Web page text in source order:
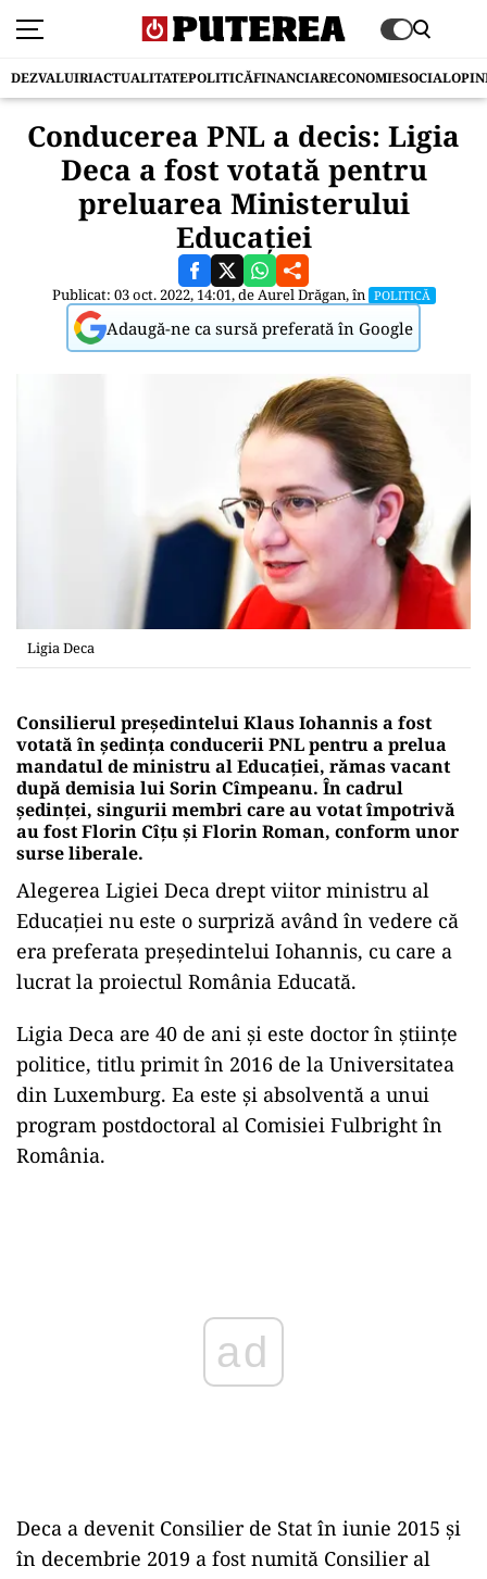
DEZVALUIRIACTUALITATEPOLITICĂFINANCIARECONOMIESOCIAL
Conducerea PNL a decis: Ligia
Deca a fost votată pentru
preluarea Ministerului
Educației
Publicat: 03 oct. 2022, 14:01, deAurel Drăgan, în POLITICĂ
Adaugă-ne ca sursă preferată în Google
Ligia Deca
Consilierul președintelui Klaus Iohannis a fost
votată în ședința conducerii PNL pentru a prelua
mandatul de ministru al Educației, rămas vacant
după demisia lui Sorin Cîmpeanu. În cadrul
ședinței, singurii membri care au votat împotrivă
au fost Florin Cîțu și Florin Roman, conform unor
surse liberale.
Alegerea Ligiei Deca drept viitor ministru al
Educației nu este o surpriză având în vedere că
era preferata președintelui Iohannis, cu care a
lucrat la proiectul România Educată.
Ligia Deca are 40 de ani și este doctor în științe
politice, titlu primit în 2016 de la Universitatea
din Luxemburg. Ea este și absolventă a unui
program postdoctoral al Comisiei Fulbright în
România.
Deca a devenit Consilier de Stat în iunie 2015 și
în decembrie 2019 a fost numită Consilier al